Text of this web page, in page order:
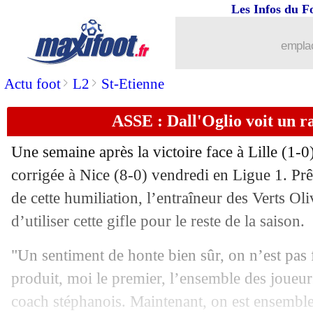
Actu foot> L2 > St-Etienne
Les Infos du
ASSE : Dall'Oglio voit un
Une semaine après la victoire face à Lille (1-
corrigée à Nice (8-0) vendredi en Ligue 1.
de cette humiliation, l’entraîneur des Verts
d’utiliser cette gifle pour le reste de la saison.
"Un sentiment de honte bien sûr, on n’est
produit, moi le premier, l’ensemble des
coach stéphanois. Maintenant, on est
Barça: Fati, le plan de Flick
21/09 OM
21/09 Ang.: Chelsea facile à West Ham
21/09 ASSE : Larqué a honte
21/09 PSV: le Barça prévenu pour Schouten
21/09 Barça: Gündogan fier de son passage
21/09 PHOTO: les fans de l'ASSE très
21/09 Lazio: Luis Alberto tacle Tudor et la